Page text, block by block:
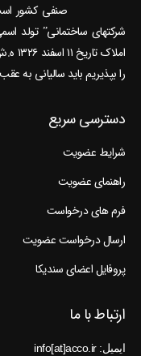
صنفی کشور
را بپذیریم باید سالیانی به
دسترسی سریع
شرایط عضویت
راهنمای عضویت
فرم های درخواست
ارسال درخواست عضویت
پروفایل اعضای سندیکا
ارتباط با ما
ایمیل: info[at]acco.ir